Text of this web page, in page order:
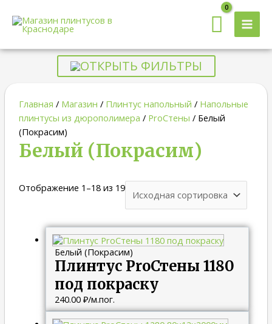
Главная / Магазин / Плинтус напольный / Напольные
плинтусы из дюрополимера / ProСтены / Белый
(Покрасим)
Белый (Покрасим)
Отображение 1–18 из 19
Белый (Покрасим)
Плинтус ProСтены 1180
под покраску
240.00 ₽/м.пог.
ОТКРЫТЬ ФИЛЬТРЫ